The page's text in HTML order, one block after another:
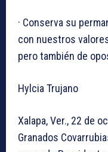
· Conserva su
con nuestros
pero también de
Hylcia Trujano
Xalapa, Ver., 22 de
Granados